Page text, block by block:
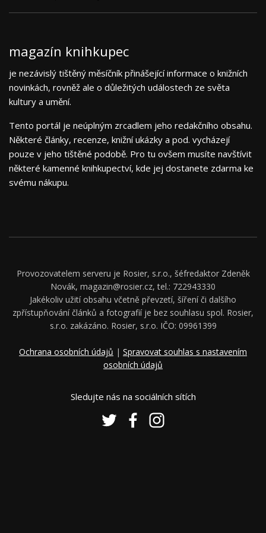
magazín knihkupec
je nezávislý tištěný měsíčník přinášející informace o knižních
novinkách, rovněž ale o důležitých událostech ze světa
kultury a umění.
Tento portál je neúplným zrcadlem jeho redakčního obsahu.
Některé články, recenze, knižní ukázky a pod. vycházejí
pouze v jeho tištěné podobě. Pro tu ovšem musíte navštívit
některé kamenné knihkupectví, kde jej dostanete zdarma ke
svému nákupu.
Provozovatelem serveru je Rosier, s.r.o., šéfredaktor Zdeněk
Novák, magazin@rosier.cz, tel.: 722943330
Jakékoliv užití obsahu včetně převzetí, šíření či dalšího
zpřístupňování článků a fotografií je bez souhlasu spol. Rosier,
s.r.o. zakázáno. Rosier, s.r.o. IČO: 09961399
Ochrana osobních údajů | Spravovat souhlas s nastavením
osobních údajů
Sledujte nás na sociálních sítích